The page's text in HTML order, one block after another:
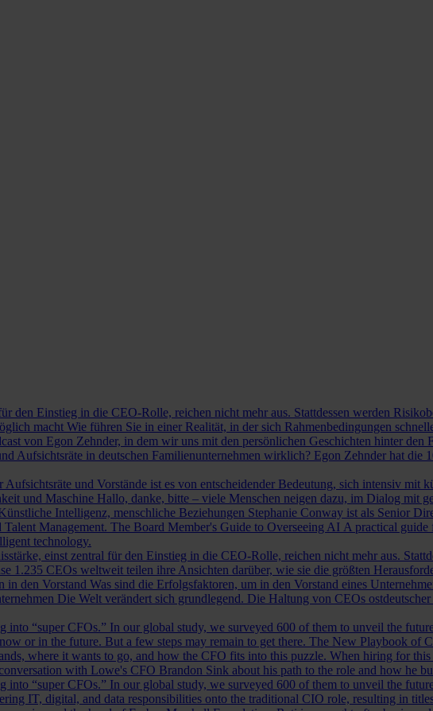
den Einstieg in die CEO-Rolle, reichen nicht mehr aus. Stattdessen werden
macht Wie führen Sie in einer Realität, in der sich Rahmenbedingungen
von Egon Zehnder, in dem wir uns mit den persönlichen Geschichten hinter den
Aufsichtsräte in deutschen Familienunternehmen wirklich? Egon Zehnder hat die
Aufsichtsräte und Vorstände ist es von entscheidender Bedeutung, sich intensiv mit
und Maschine Hallo, danke, bitte – viele Menschen neigen dazu, im Dialog mit
Intelligenz, menschliche Beziehungen Stephanie Conway ist als Senior
Management. The Board Member's Guide to Overseeing AI A practical guide
technology.
einst zentral für den Einstieg in die CEO-Rolle, reichen nicht mehr aus.
1.235 CEOs weltweit teilen ihre Ansichten darüber, wie sie die größten
in den Vorstand Was sind die Erfolgsfaktoren, um in den Vorstand eines
Die Welt verändert sich grundlegend. Die Haltung von CEOs
into “super CFOs.” In our global study, we surveyed 600 of them to unveil the
or in the future. But a few steps may remain to get there. The New Playbook of
where it wants to go, and how the CFO fits into this puzzle. When hiring for
with Lowe's CFO Brandon Sink about his path to the role and how he
into “super CFOs.” In our global study, we surveyed 600 of them to unveil the
IT, digital, and data responsibilities onto the traditional CIO role, resulting in